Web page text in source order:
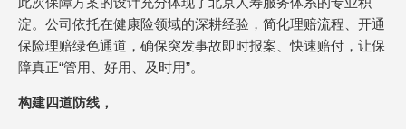
淀。公司依托在健康险领域的深耕经验，简化理赔流程、开通
保险理赔绿色通道，确保突发事故即时报案、快速赔付，让保
障真正“管用、好用、及时用”。
构建四道防线，